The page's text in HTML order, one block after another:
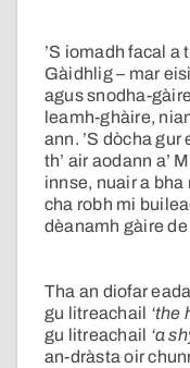
’S iomadh facal a
Gàidhlig – mar
agus snodha-
leamh-ghàire,
ann. ’S dòcha gur
th’ air aodann a’
innse, nuair a bha
cha robh mi
dèanamh gàire
Tha an diofar
gu litreachail ‘the
gu litreachail ‘a
an-dràsta oir